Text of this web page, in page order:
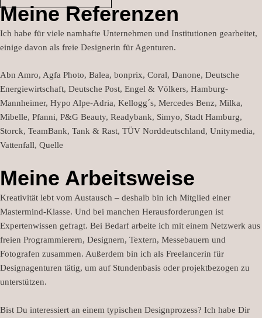
Meine Referenzen
Ich habe für viele namhafte Unternehmen und Institutionen gearbeitet,
einige davon als freie Designerin für Agenturen.
Abn Amro, Agfa Photo, Balea, bonprix, Coral, Danone, Deutsche
Energiewirtschaft, Deutsche Post, Engel & Völkers, Hamburg-
Mannheimer, Hypo Alpe-Adria, Kellogg´s, Mercedes Benz, Milka,
Mibelle, Pfanni, P&G Beauty, Readybank, Simyo, Stadt Hamburg,
Storck, TeamBank, Tank & Rast, TÜV Norddeutschland, Unitymedia,
Vattenfall, Quelle
Meine Arbeitsweise
Kreativität lebt vom Austausch – deshalb bin ich Mitglied einer
Mastermind-Klasse. Und bei manchen Herausforderungen ist
Expertenwissen gefragt. Bei Bedarf arbeite ich mit einem Netzwerk aus
freien Programmierern, Designern, Textern, Messebauern und
Fotografen zusammen. Außerdem bin ich als Freelancerin für
Designagenturen tätig, um auf Stundenbasis oder projektbezogen zu
unterstützen.
Bist Du interessiert an einem typischen Designprozess? Ich habe Dir